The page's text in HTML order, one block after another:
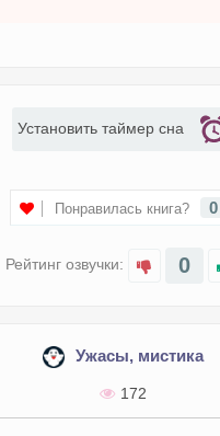
Рейтинг озвучки: 0
Понравилась книга? 0
Установить таймер сна
Ужасы, мистика
172